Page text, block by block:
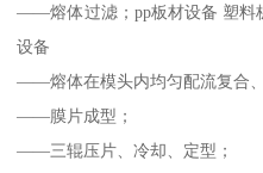
——熔体过滤；pp板材设备 塑料
设备
——熔体在模头内均匀配流复合、
——膜片成型；
——三辊压片、冷却、定型；